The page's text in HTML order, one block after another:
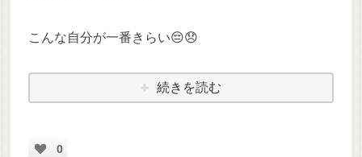
こんな自分が一番きらい😔😞
続きを読む
0